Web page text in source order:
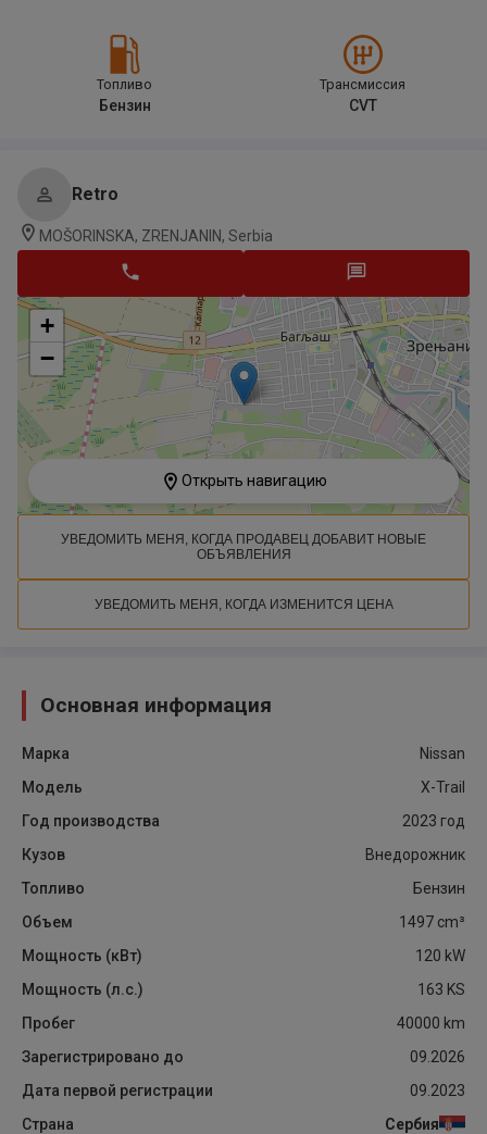
Топливо
Бензин
Трансмиссия
CVT
Retro
MOŠORINSKA, ZRENJANIN, Serbia
+
−
Открыть навигацию
УВЕДОМИТЬ МЕНЯ, КОГДА ПРОДАВЕЦ ДОБАВИТ НОВЫЕ
ОБЪЯВЛЕНИЯ
УВЕДОМИТЬ МЕНЯ, КОГДА ИЗМЕНИТСЯ ЦЕНА
Основная информация
Марка
Nissan
Модель
X-Trail
Год производства
2023 год
Кузов
Внедорожник
Топливо
Бензин
Объем
1497 cm³
Мощность (кВт)
120 kW
Мощность (л.с.)
163 KS
Пробег
40000 km
Зарегистрировано до
09.2026
Дата первой регистрации
09.2023
Страна
Сербия